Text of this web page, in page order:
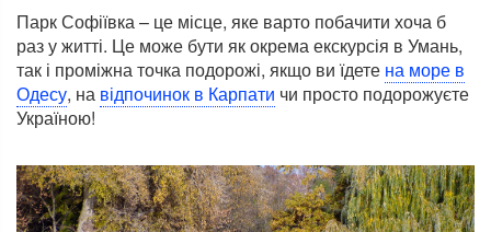
Парк Софіївка – це місце, яке варто побачити хоча б
раз у житті. Це може бути як окрема екскурсія в Умань,
так і проміжна точка подорожі, якщо ви їдете на море в
Одесу, на відпочинок в Карпати чи просто подорожуєте
Україною!